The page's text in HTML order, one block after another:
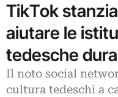
TikTok
aiutare le
tedesche
Il noto social
cultura tedeschi a